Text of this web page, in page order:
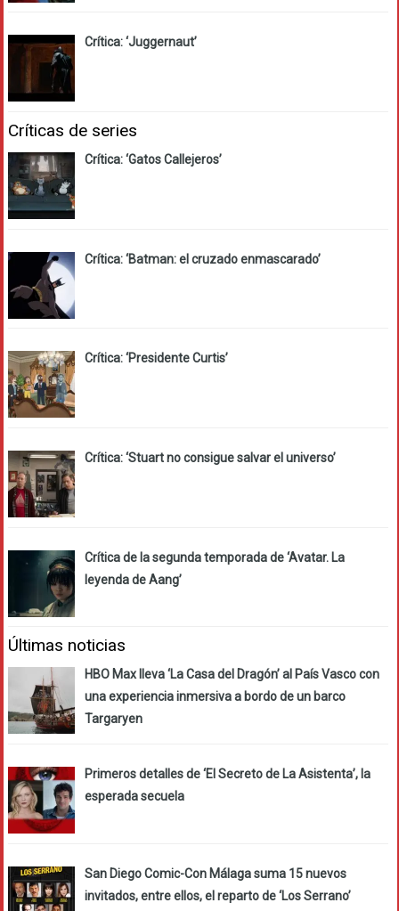
Crítica: ‘Juggernaut’
Críticas de series
Crítica: ‘Gatos Callejeros’
Crítica: ‘Batman: el cruzado enmascarado’
Crítica: ‘Presidente Curtis’
Crítica: ‘Stuart no consigue salvar el universo’
Crítica de la segunda temporada de ‘Avatar. La
leyenda de Aang’
Últimas noticias
HBO Max lleva ‘La Casa del Dragón’ al País Vasco con
una experiencia inmersiva a bordo de un barco
Targaryen
Primeros detalles de ‘El Secreto de La Asistenta’, la
esperada secuela
San Diego Comic-Con Málaga suma 15 nuevos
invitados, entre ellos, el reparto de ‘Los Serrano’